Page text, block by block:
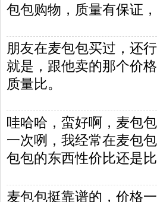
包包购物，质量有保证，
朋友在麦包包买过，还
就是，跟他卖的那个价
质量比。
哇哈哈，蛮好啊，麦包
一次咧，我经常在麦包
包包的东西性价比还是
麦包包挺靠谱的，价格